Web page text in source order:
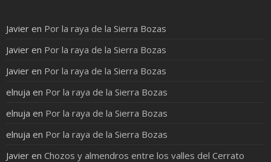
Javier en Por la raya de la Sierra Bozas
Javier en Por la raya de la Sierra Bozas
Javier en Por la raya de la Sierra Bozas
elnuja en Por la raya de la Sierra Bozas
elnuja en Por la raya de la Sierra Bozas
elnuja en Por la raya de la Sierra Bozas
Javier en Chozos y almendros entre los valles del Cerrato